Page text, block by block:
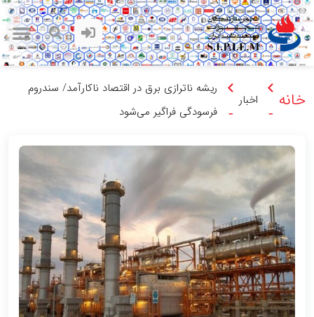
خانه -
اخبار
-
ریشه ناترازی برق در اقتصاد ناکارآمد/ سندروم
فرسودگی فراگیر می‌شود